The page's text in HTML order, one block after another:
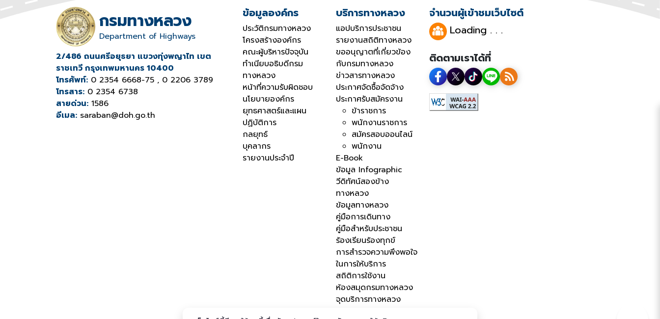
กรมทางหลวง
Department of Highways
2/486 ถนนศรีอยุธยา แขวงทุ่งพญาไท เขต
ราชเทวี กรุงเทพมหานคร 10400
โทรศัพท์: 0 2354 6668-75 , 0 2206 3789
โทรสาร: 0 2354 6738
สายด่วน: 1586
อีเมล: saraban@doh.go.th
ข้อมูลองค์กร
ประวัติกรมทางหลวง
โครงสร้างองค์กร
คณะผู้บริหารปัจจุบัน
ทำเนียบอธิบดีกรม
ทางหลวง
หน้าที่ความรับผิดชอบ
นโยบายองค์กร
ยุทธศาสตร์และแผน
ปฏิบัติการ
กลยุทธ์
บุคลากร
รายงานประจำปี
บริการทางหลวง
แอปบริการประชาชน
รายงานสถิติทางหลวง
ขออนุญาตที่เกี่ยวข้อง
กับกรมทางหลวง
ข่าวสารทางหลวง
ประกาศจัดซื้อจัดจ้าง
ประกาศรับสมัครงาน
ข้าราชการ
พนักงานราชการ
สมัครสอบออนไลน์
พนักงาน
E-Book
ข้อมูล Infographic
วีดิทัศน์สองข้าง
ทางหลวง
ข้อมูลทางหลวง
คู่มือการเดินทาง
คู่มือสำหรับประชาชน
ร้องเรียนร้องทุกข์
การสำรวจความพึงพอใจ
ในการให้บริการ
สถิติการใช้งาน
ห้องสมุดกรมทางหลวง
จุดบริการทางหลวง
จำนวนผู้เข้าชมเว็บไซต์
Loading . . .
ติดตามเราได้ที่